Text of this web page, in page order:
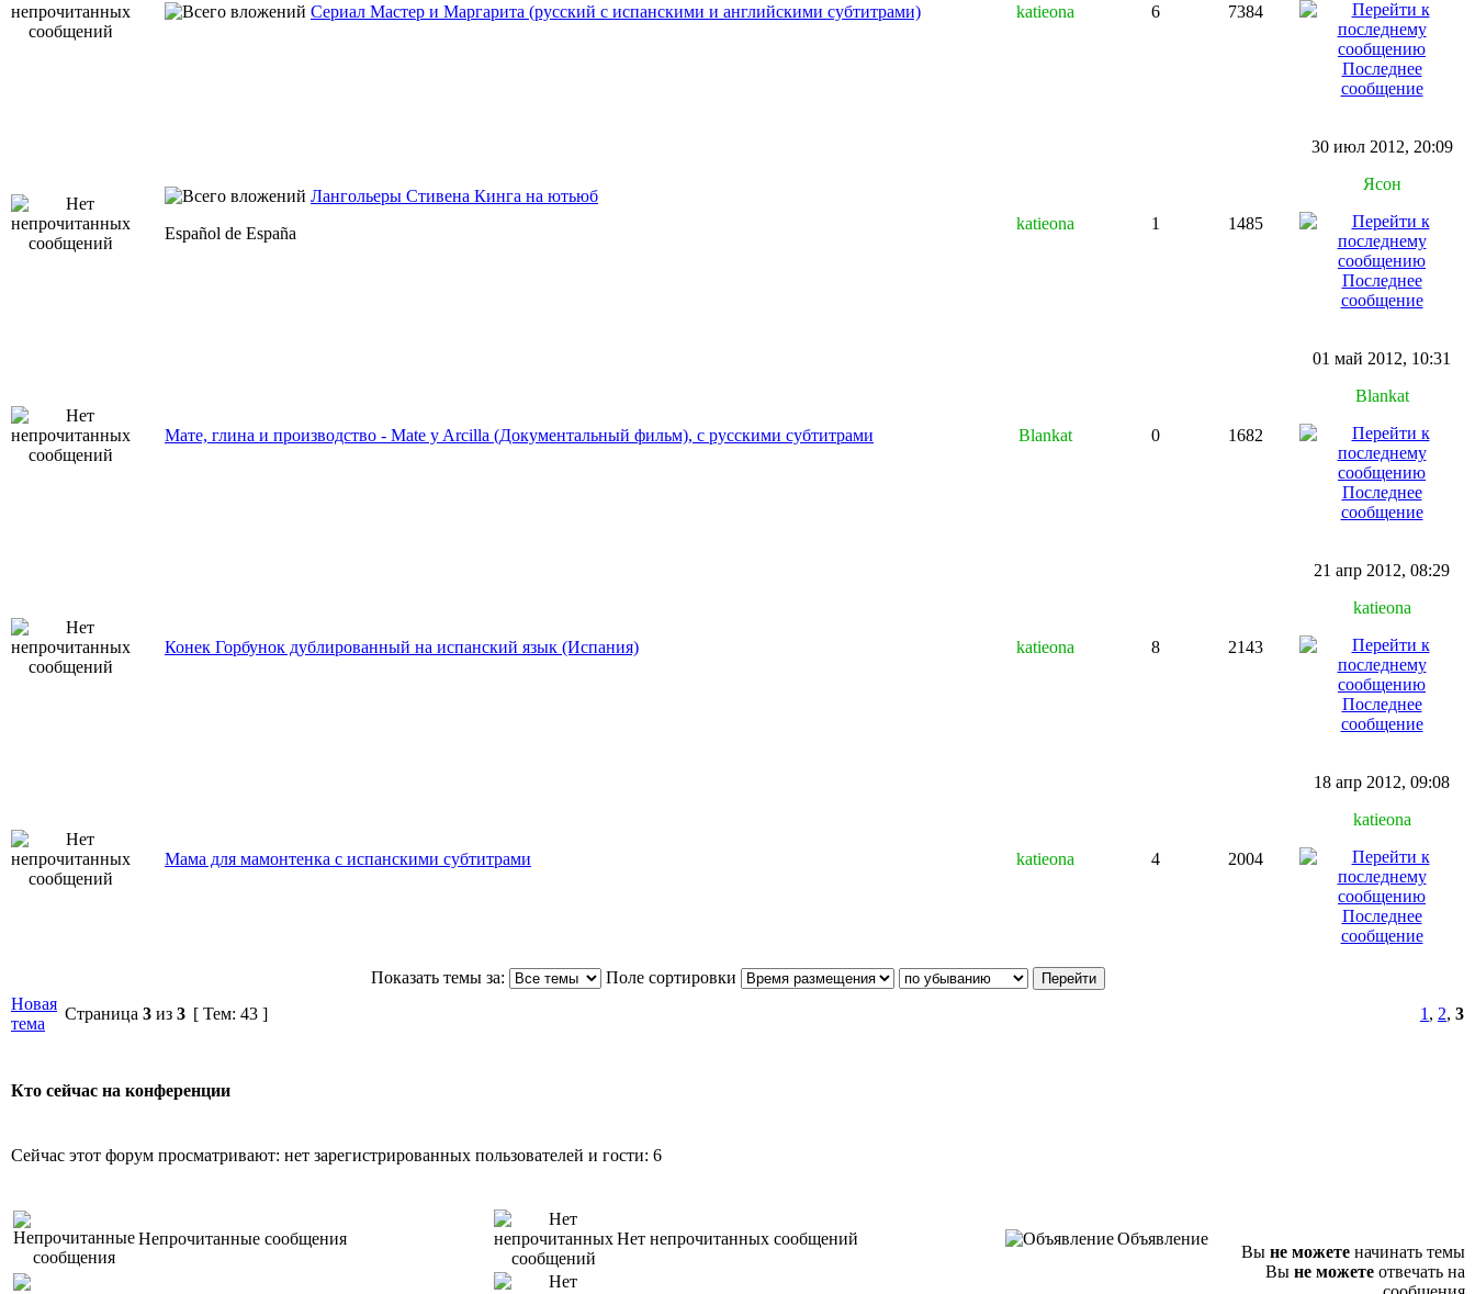
Сериал Мастер и Маргарита (русский с испанскими и английскими субтитрами) katieona 6 7384
Последнее
сообщение
Лангольеры Стивена Кинга на ютьюб
Español de España
katieona 1 1485
30 июл 2012, 20:09
Ясон
Последнее
сообщение
Мате, глина и производство - Mate y Arcilla (Документальный фильм), с русскими субтитрами Blankat 0 1682
01 май 2012, 10:31
Blankat
Последнее
сообщение
Конек Горбунок дублированный на испанский язык (Испания) katieona 8 2143
21 апр 2012, 08:29
katieona
Последнее
сообщение
Мама для мамонтенка с испанскими субтитрами katieona 4 2004
18 апр 2012, 09:08
katieona
Последнее
сообщение
Показать темы за:
Поле сортировки
Новая
тема
Страница 3 из 3 [ Тем: 43 ] 1 , 2, 3
Кто сейчас на конференции
Сейчас этот форум просматривают: нет зарегистрированных пользователей и гости: 6
Непрочитанные сообщения Нет непрочитанных сообщений Объявление
Вы не можете начинать темы
Вы не можете отвечать на